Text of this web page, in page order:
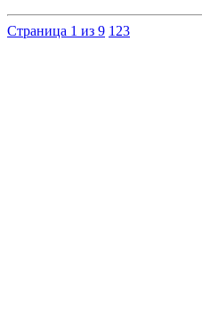
Страница 1 из 9 1 23